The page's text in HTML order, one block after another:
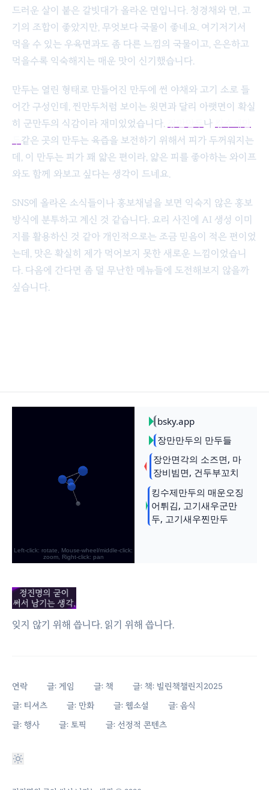
드러운 살이 붙은 갈빗대가 올라온 면입니다. 청경채와 면, 고
기의 조합이 좋았지만, 무엇보다 국물이 좋네요. 여기저기서
먹을 수 있는 우육면과도 좀 다른 느낌의 국물이고, 은은하고
먹을수록 익숙해지는 매운 맛이 신기했습니다.
만두는 열린 형태로 만들어진 만두에 썬 야채와 고기 소로 들
어간 구성인데, 찐만두처럼 보이는 윗면과 달리 아랫면이 확실
히 군만두의 식감이라 재미있었습니다.
나
같은 곳의 만두는 육즙을 보전하기 위해서 피가 두꺼워지는
데, 이 만두는 피가 꽤 얇은 편이라, 얇은 피를 좋아하는 와이프
와도 함께 와보고 싶다는 생각이 드네요.
SNS에 올라온 소식들이나 홍보채널을 보면 익숙지 않은 홍보
방식에 분투하고 계신 것 같습니다. 요리 사진에 AI 생성 이미
지를 활용하신 것 같아 개인적으로는 조금 믿음이 적은 편이었
는데, 맛은 확실히 제가 먹어보지 못한 새로운 느낌이었습니
다. 다음에 간다면 좀 덜 무난한 메뉴들에 도전해보지 않을까
싶습니다.
잊지 않기 위해 씁니다. 읽기 위해 씁니다.
연락 글: 게임 글: 책
글: 책: 빌린책챌린지2025
글: 티셔츠
글: 만화 글: 웹소설
글: 음식
글: 행사
글: 토픽 글: 선정적 콘텐츠